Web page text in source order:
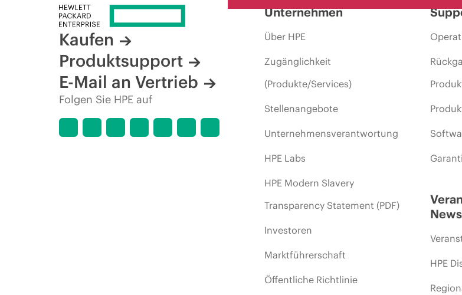
Kaufen
Produktsupport
E-Mail an Vertrieb
Folgen Sie HPE auf
Unternehmen
Über HPE
Zugänglichkeit
(Produkte/Services)
Stellenangebote
Unternehmensverantwortung
HPE Labs
HPE Modern Slavery
Transparency Statement (PDF)
Investoren
Marktführerschaft
Öffentliche Richtlinie
News
HPE